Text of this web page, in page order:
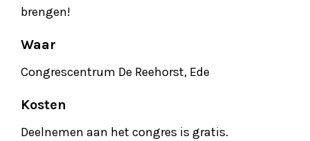
brengen!
Waar
Congrescentrum De Reehorst, Ede
Kosten
Deelnemen aan het congres is gratis.